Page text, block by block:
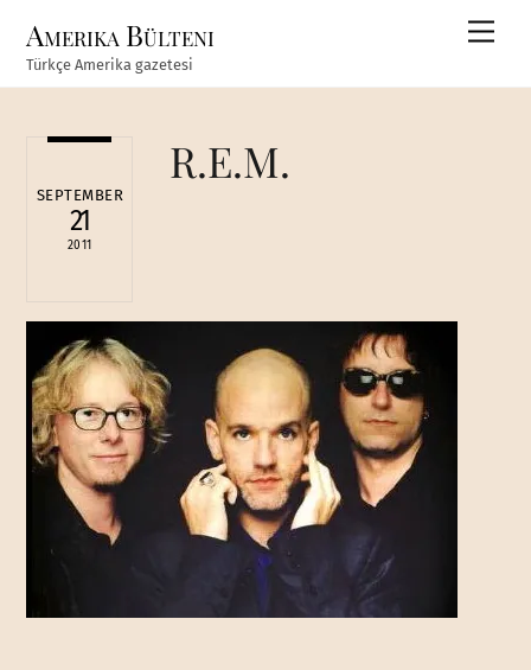
content
Amerika Bülteni
Türkçe Amerika gazetesi
SEPTEMBER
21
2011
R.E.M.